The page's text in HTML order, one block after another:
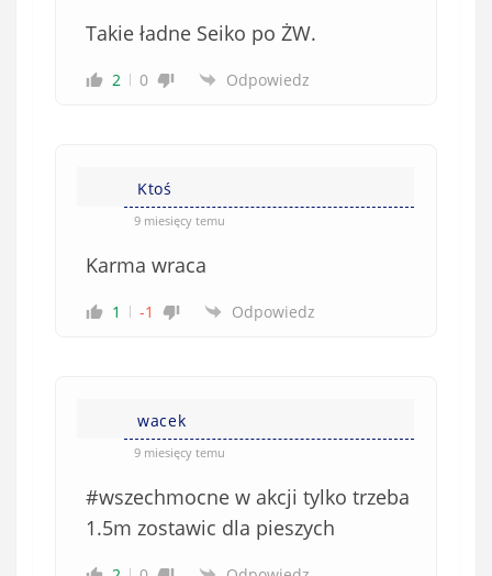
Takie ładne Seiko po ŻW.
2 0 Odpowiedz
Ktoś
9 miesięcy temu
Karma wraca
1 -1 Odpowiedz
wacek
9 miesięcy temu
#wszechmocne w akcji tylko trzeba
1.5m zostawic dla pieszych